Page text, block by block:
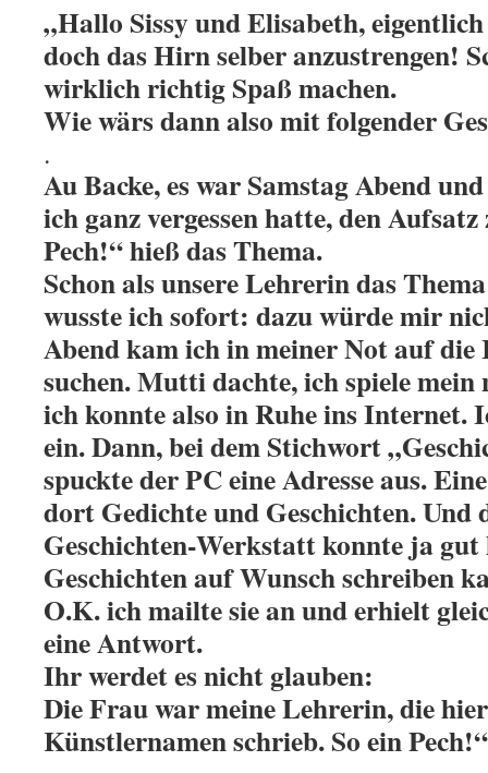
„Hallo Sissy und Elisabeth,
doch das Hirn selber anzustrengen!
wirklich richtig Spaß machen.
Wie wärs dann also mit folgender
.
Au Backe, es war Samstag Abend
ich ganz vergessen hatte, den
Pech!“ hieß das Thema.
Schon als unsere Lehrerin das
wusste ich sofort: dazu würde mir
Abend kam ich in meiner Not auf die
suchen. Mutti dachte, ich spiele mein
ich konnte also in Ruhe ins Internet.
ein. Dann, bei dem Stichwort
spuckte der PC eine Adresse aus.
dort Gedichte und Geschichten. Und
Geschichten-Werkstatt konnte ja gut
Geschichten auf Wunsch schreiben
O.K. ich mailte sie an und erhielt
eine Antwort.
Ihr werdet es nicht glauben:
Die Frau war meine Lehrerin, die
Künstlernamen schrieb. So ein Pech!“